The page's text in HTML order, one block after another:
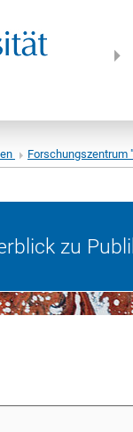
Forschungszentrum
zu